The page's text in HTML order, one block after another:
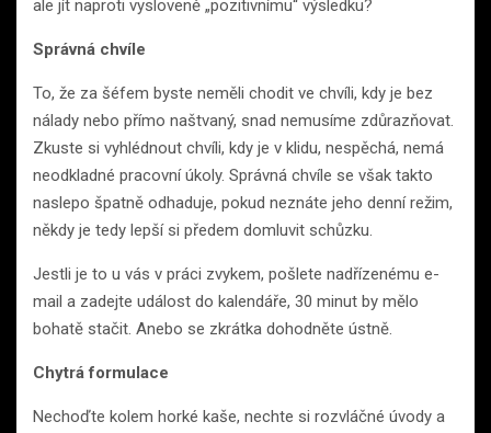
ale jít naproti vysloveně „pozitivnímu“ výsledku?
Správná chvíle
To, že za šéfem byste neměli chodit ve chvíli, kdy je bez
nálady nebo přímo naštvaný, snad nemusíme zdůrazňovat.
Zkuste si vyhlédnout chvíli, kdy je v klidu, nespěchá, nemá
neodkladné pracovní úkoly. Správná chvíle se však takto
naslepo špatně odhaduje, pokud neznáte jeho denní režim,
někdy je tedy lepší si předem domluvit schůzku.
Jestli je to u vás v práci zvykem, pošlete nadřízenému e-
mail a zadejte událost do kalendáře, 30 minut by mělo
bohatě stačit. Anebo se zkrátka dohodněte ústně.
Chytrá formulace
Nechoďte kolem horké kaše, nechte si rozvláčné úvody a